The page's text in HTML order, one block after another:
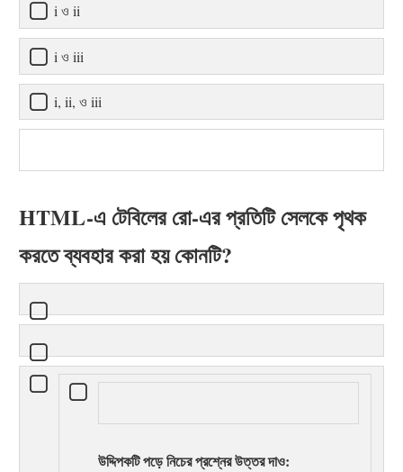
i ও ii
i ও iii
i, ii, ও iii
HTML-এ টেবিলের রো-এর প্রতিটি সেলকে পৃথক
করতে ব্যবহার করা হয় কোনটি?
উদ্দিপকটি পড়ে নিচের প্রশ্নের উত্তর দাও: